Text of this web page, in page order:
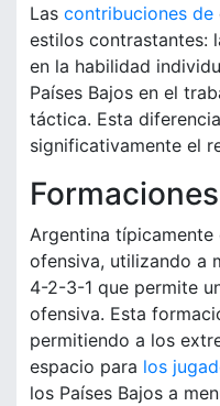
Las contribuciones de
estilos contrastantes:
en la habilidad
Países Bajos en el
táctica. Esta
significativamente el
Argentina
ofensiva, utilizando a
4-2-3-1 que permite
ofensiva. Esta
permitiendo a los
espacio para los
los Países Bajos a